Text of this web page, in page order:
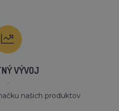
VÝVOJ
´
našich produktov